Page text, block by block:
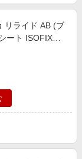
リライド AB (ブ
ート ISOFIX固